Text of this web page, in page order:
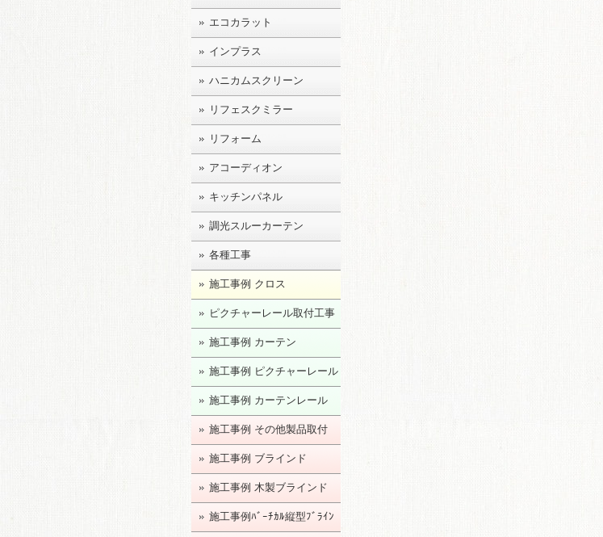
エコカラット
インプラス
ハニカムスクリーン
リフェスクミラー
リフォーム
アコーディオン
キッチンパネル
調光スルーカーテン
各種工事
施工事例 クロス
ピクチャーレール取付工事
施工事例 カーテン
施工事例 ピクチャーレール
施工事例 カーテンレール
施工事例 その他製品取付
施工事例 ブラインド
施工事例 木製ブラインド
施工事例ﾊﾞｰﾁｶﾙ縦型ﾌﾞﾗｲﾝ